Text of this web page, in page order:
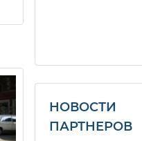
НОВОСТИ
ПАРТНЕРОВ